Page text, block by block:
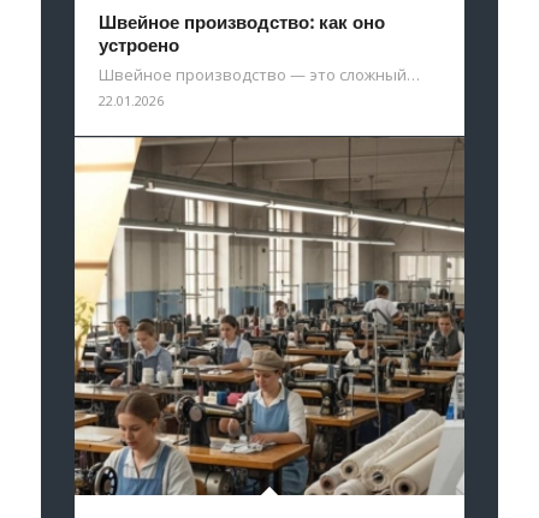
Швейное производство: как оно
устроено
Швейное производство — это сложный…
22.01.2026